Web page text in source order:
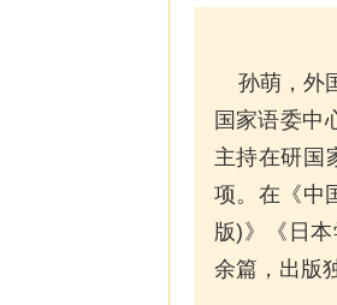
孙萌，外
国家语委中
主持在研国
项。在《中
版)》《 日
余篇，出版